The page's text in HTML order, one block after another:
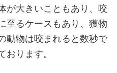
が大きいこともあり、咬
至るケースもあり、獲物
動物は咬まれると数秒で
おります。